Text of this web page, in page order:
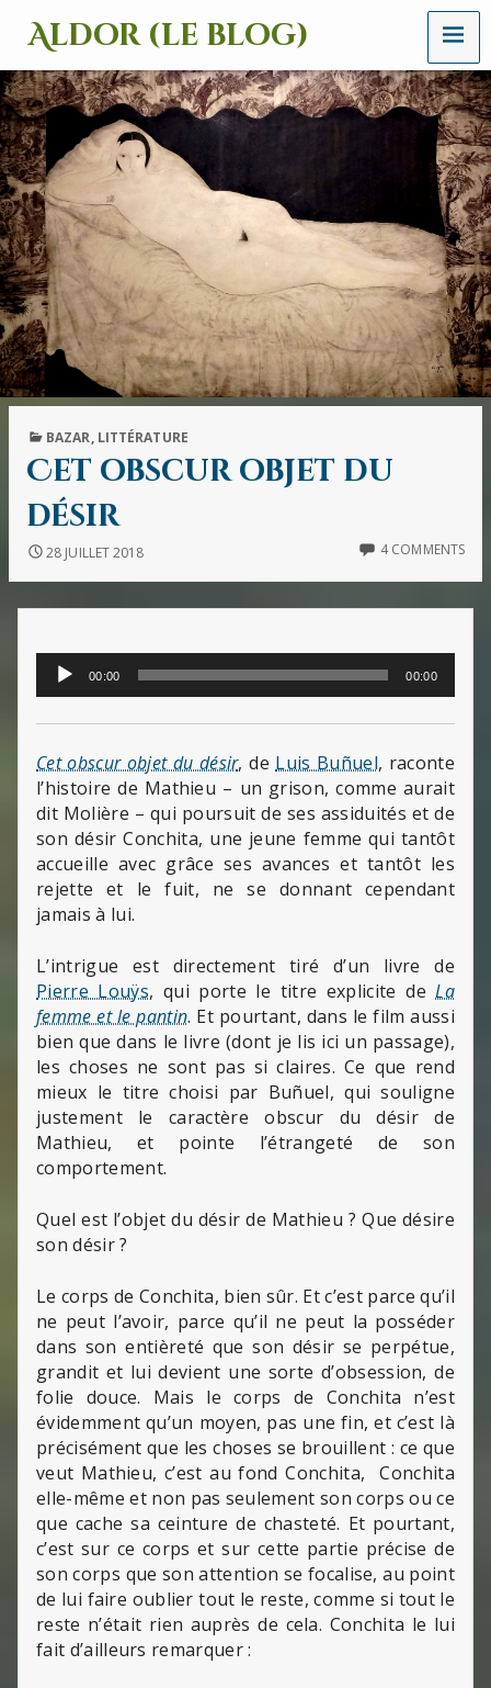
Aldor (le blog)
Un
site
avec
des
mots,
des
images
et
des
sons
MENU
PUBLISHED
BAZAR, LITTÉRATURE
Cet obscur objet du
désir
28 JUILLET 2018 4 COMMENTS
Lecteur
audio
00:00 00:00
Cet obscur objet du désir, de Luis Buñuel, raconte
l’histoire de Mathieu – un grison, comme aurait
dit Molière – qui poursuit de ses assiduités et de
son désir Conchita, une jeune femme qui tantôt
accueille avec grâce ses avances et tantôt les
rejette et le fuit, ne se donnant cependant
jamais à lui.
L’intrigue est directement tiré d’un livre de
Pierre Louÿs, qui porte le titre explicite deLa
femme et le pantin. Et pourtant, dans le film aussi
bien que dans le livre (dont je lis ici un passage),
les choses ne sont pas si claires. Ce que rend
mieux le titre choisi par Buñuel, qui souligne
justement le caractère obscur du désir de
Mathieu, et pointe l’étrangeté de son
comportement.
Quel est l’objet du désir de Mathieu ? Que désire
son désir ?
Le corps de Conchita, bien sûr. Et c’est parce qu’il
ne peut l’avoir, parce qu’il ne peut la posséder
dans son entièreté que son désir se perpétue,
grandit et lui devient une sorte d’obsession, de
folie douce. Mais le corps de Conchita n’est
évidemment qu’un moyen, pas une fin, et c’est là
précisément que les choses se brouillent : ce que
veut Mathieu, c’est au fond Conchita, Conchita
elle-même et non pas seulement son corps ou ce
que cache sa ceinture de chasteté. Et pourtant,
c’est sur ce corps et sur cette partie précise de
son corps que son attention se focalise, au point
de lui faire oublier tout le reste, comme si tout le
reste n’était rien auprès de cela. Conchita le lui
fait d’ailleurs remarquer :